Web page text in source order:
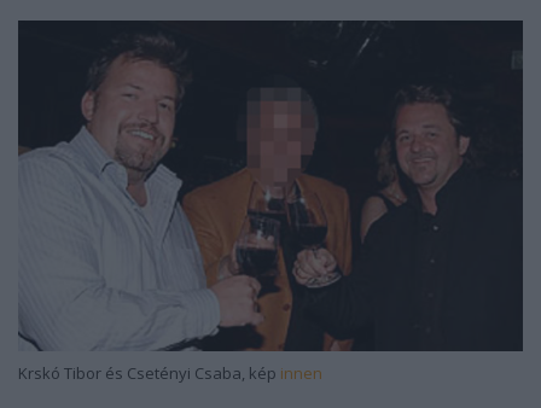
Krskó Tibor és Csetényi Csaba, kép innen